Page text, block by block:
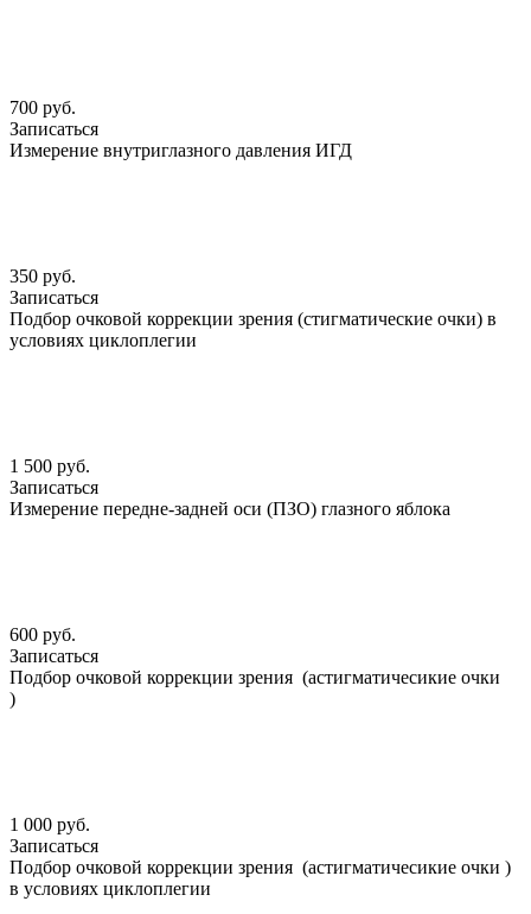
700 руб.
Записаться
Измерение внутриглазного давления ИГД
350 руб.
Записаться
Подбор очковой коррекции зрения (стигматические очки) в
условиях циклоплегии
1 500 руб.
Записаться
Измерение передне-задней оси (ПЗО) глазного яблока
600 руб.
Записаться
Подбор очковой коррекции зрения (астигматичесикие очки
)
1 000 руб.
Записаться
Подбор очковой коррекции зрения (астигматичесикие очки )
в условиях циклоплегии